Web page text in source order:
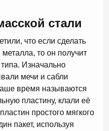
стали
что если сделать
металла, то он получит
типа. Изначально
мечи и сабли
время называются
пластину, клали её
простого мягкого
пакет, используя